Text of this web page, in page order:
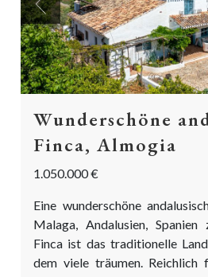
Previous
Wunderschöne
Finca, Almogia
1.050.000 €
Eine wunderschöne
Malaga, Andalusien,
Finca ist das traditionelle
dem viele träumen. Reichlich